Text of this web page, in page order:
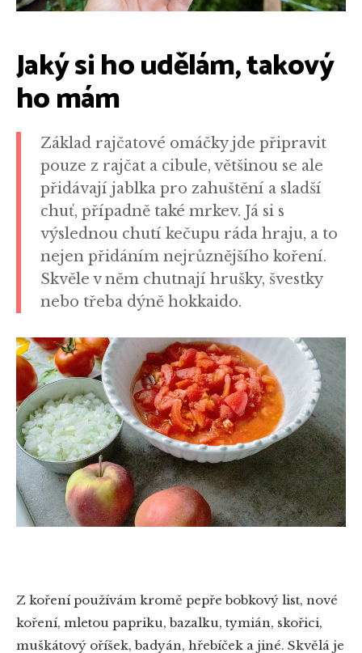
Jaký si ho udělám, takový
ho mám
Základ rajčatové omáčky jde připravit
pouze z rajčat a cibule, většinou se ale
přidávají jablka pro zahuštění a sladší
chuť, případně také mrkev. Já si s
výslednou chutí kečupu ráda hraju, a to
nejen přidáním nejrůznějšího koření.
Skvěle v něm chutnají hrušky, švestky
nebo třeba dýně hokkaido.
Z koření používám kromě pepře bobkový list, nové
koření, mletou papriku, bazalku, tymián, skořici,
muškátový oříšek, badyán, hřebíček a jiné. Skvělá je